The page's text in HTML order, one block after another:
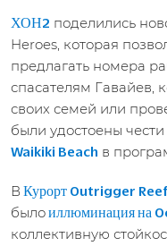
ХОН2 поделились
Heroes, которая
предлагать номера
спасателям Гавайев,
своих семей или
были удостоены
Waikiki Beach в
В Курорт Outrigger
былоиллюминация на
коллективную